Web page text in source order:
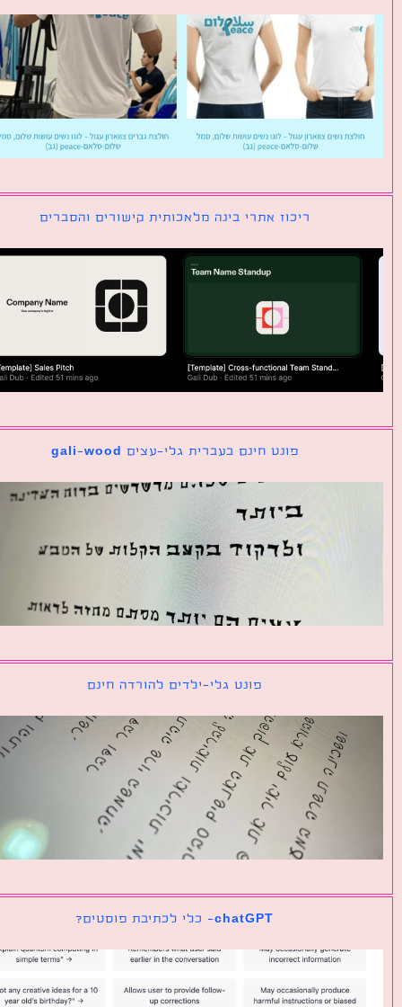
ריכוז אתרי בינה מלאכותית קישורים והסברים
פונט חינם בעברית גלי-עצים gali-wood
פונט גלי-ילדים להורדה חינם
chatGPT- כלי לכתיבת פוסטים?